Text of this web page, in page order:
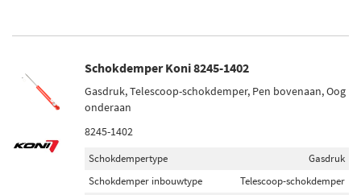
Schokdemper Koni 8245-1402
Gasdruk, Telescoop-schokdemper, Pen bovenaan, Oog
onderaan
8245-1402
Schokdempertype
Gasdruk
Schokdemper inbouwtype
Telescoop-schokdemper